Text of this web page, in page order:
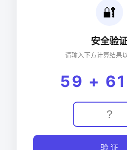
🔐
安全验
请输入下方计算结果
59 +
验 证